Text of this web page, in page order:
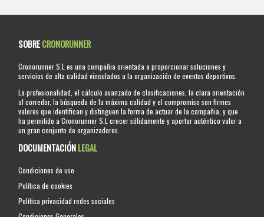
SOBRECRONORUNNER
Cronorunner S.L es una compañia orientada a proporcionar soluciones y
servicios de alta calidad vinculados a la organización de eventos deportivos.
La profesionalidad, el cálculo avanzado de clasificaciones, la clara orientación
al corredor, la búsqueda de la máxima calidad y el compromiso son firmes
valores que identifican y distinguen la forma de actuar de la compañia, y que
ha permitido a Cronorunner S.L crecer sólidamente y aportar auténtico valor a
un gran conjunto de organizadores.
DOCUMENTACIÓNLEGAL
Condiciones de uso
Política de cookies
Política privacidad redes sociales